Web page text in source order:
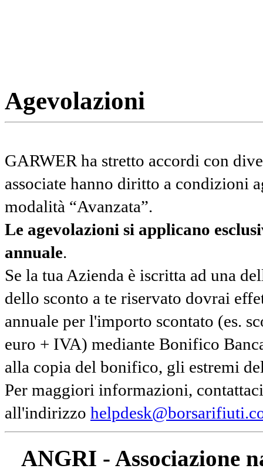
Agevolazioni
GARWER ha stretto accordi con
associate hanno diritto a condizioni
modalità “Avanzata”.
Le agevolazioni si applicano
annuale.
Se la tua Azienda è iscritta ad una
dello sconto a te riservato dovrai
annuale per l'importo scontato (es.
euro + IVA) mediante Bonifico
alla copia del bonifico, gli estremi
Per maggiori informazioni,
all'indirizzo
ANGRI - Associazione